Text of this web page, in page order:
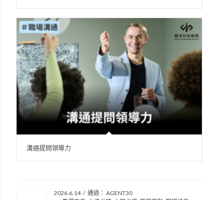
溝通提問領導力
2026.6.14 / 通過： AGENT30